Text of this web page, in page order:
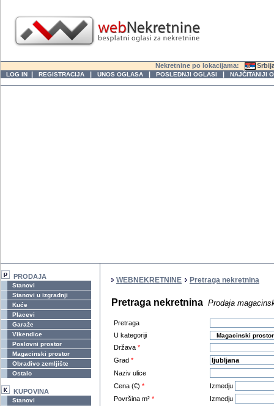
Nekretnine po lokacijama:
LOG IN | REGISTRACIJA | UNOS OGLASA | POSLEDNJI OGLASI | NAJČITANIJI
PRODAJA
Stanovi
Stanovi u izgradnji
Kuće
Placevi
Garaže
Vikendice
Poslovni prostor
Magacinski prostor
Obradivo zemljište
Ostalo
KUPOVINA
Stanovi
WEBNEKRETNINE Pretraga nekretnina
Pretraga nekretnina Prodaja
Pretraga
U kategoriji
Država *
Grad *
Naziv ulice
Cena (€) *
Izmedju
Površina m² *
Izmedju